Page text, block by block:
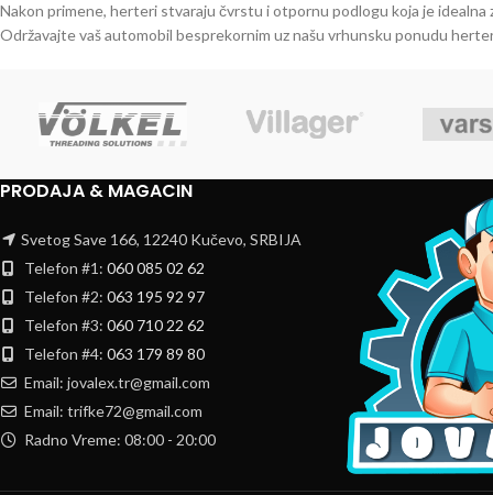
Nakon primene, herteri stvaraju čvrstu i otpornu podlogu koja je idealna
Održavajte vaš automobil besprekornim uz našu vrhunsku ponudu
PRODAJA & MAGACIN
Svetog Save 166, 12240 Kučevo, SRBIJA
Telefon #1: 060 085 02 62
Telefon #2: 063 195 92 97
Telefon #3: 060 710 22 62
Telefon #4: 063 179 89 80
Email: jovalex.tr@gmail.com
Email: trifke72@gmail.com
Radno Vreme: 08:00 - 20:00